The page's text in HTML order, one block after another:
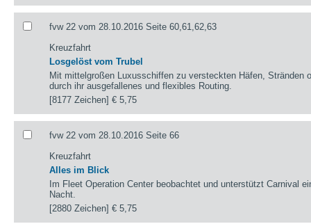
fvw 22 vom 28.10.2016 Seite 60,61,62,63
Kreuzfahrt
Losgelöst vom Trubel
Mit mittelgroßen Luxusschiffen zu versteckten Häfen, Stränden
durch ihr ausgefallenes und flexibles Routing.
[8177 Zeichen]€ 5,75
fvw 22 vom 28.10.2016 Seite 66
Kreuzfahrt
Alles im Blick
Im Fleet Operation Center beobachtet und unterstützt Carnival
Nacht.
[2880 Zeichen]€ 5,75